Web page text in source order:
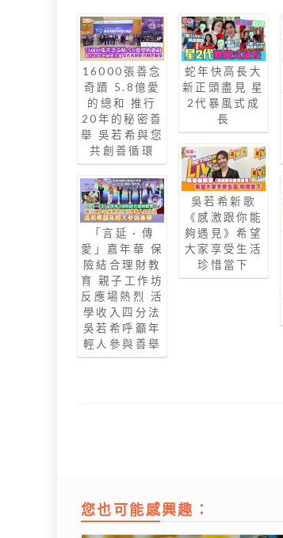
16000張善念
奇蹟 5.8億愛
的總和 推行
20年的秘密善
舉 吳若希與您
共創善循環
「言延 · 傳
愛」嘉年華 保
險結合理財教
育 親子工作坊
反應場熱烈 活
學收入四分法
吳若希呼籲年
輕人參與善舉
蛇年快高長大
新正頭盡見 星
2代暴風式成
長
吳若希新歌
《感激跟你能
夠遇見》希望
大家享受生活
珍惜當下
您也可能感興趣：